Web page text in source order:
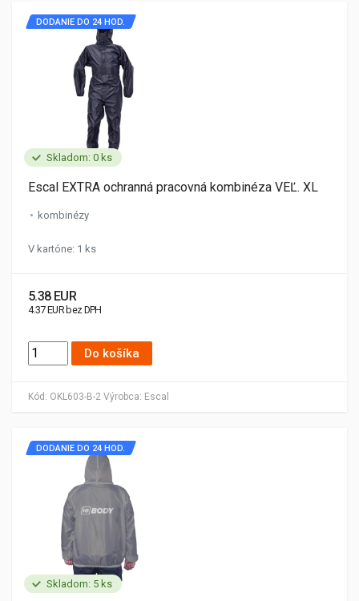
Skladom: 0 ks
Kód: OKL603-B-2 Výrobca: Escal
DODANIE DO 24 HOD.
Escal EXTRA ochranná pracovná kombinéza VEĽ. XL
kombinézy
V kartóne: 1 ks
5.38 EUR
4.37 EUR bez DPH
Do košíka
Skladom: 5 ks
DODANIE DO 24 HOD.